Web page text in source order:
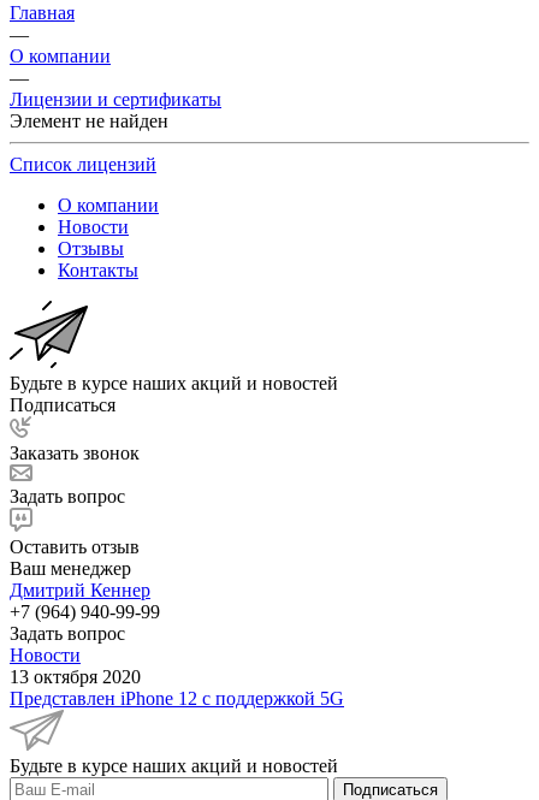
Главная
—
О компании
—
Лицензии и сертификаты
Элемент не найден
Список лицензий
О компании
Новости
Отзывы
Контакты
Будьте в курсе наших акций и новостей
Подписаться
Заказать звонок
Задать вопрос
Оставить отзыв
Ваш менеджер
Дмитрий Кеннер
+7 (964) 940-99-99
Задать вопрос
Новости
13 октября 2020
Представлен iPhone 12 с поддержкой 5G
Будьте в курсе наших акций и новостей
Подписаться